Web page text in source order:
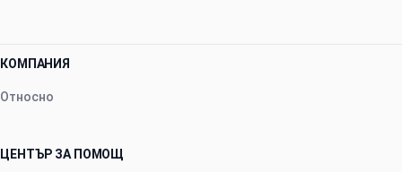
КОМПАНИЯ
Относно
ЦЕНТЪР ЗА ПОМОЩ